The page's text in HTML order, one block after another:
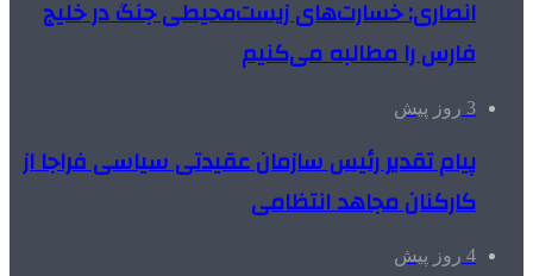
انصاری: خسارت‌های زیست‌محیطی جنگ در خلیج
فارس را مطالبه‌ می‌کنیم
3 روز پیش
پیام تقدیر رئیس سازمان عقیدتی سیاسی فراجا از
کارکنان مجاهد انتظامی
4 روز پیش